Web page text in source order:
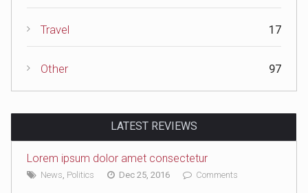
Travel 17
Other 97
LATEST REVIEWS
Lorem ipsum dolor amet consectetur
News Politics Dec 25, 2016 Comments